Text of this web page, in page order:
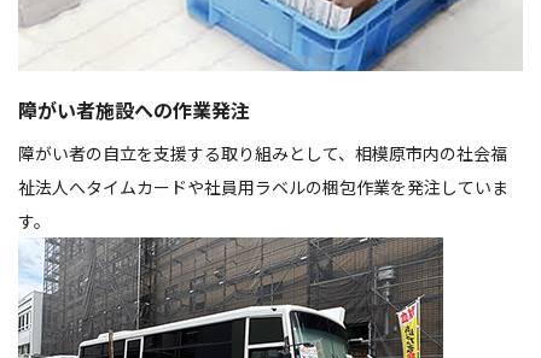
障がい者施設への作業発注
障がい者の自立を支援する取り組みとして、相模原市内の社会福
祉法人へタイムカードや社員用ラベルの梱包作業を発注していま
す。